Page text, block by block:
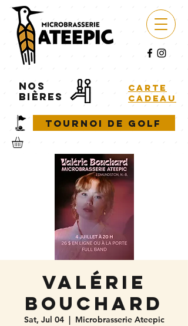
NOS
BIÈRES
carte
cadeau
Tournoi de golf
Valérie
Bouchard
Sat, Jul 04
  |
Microbrasserie Ateepic